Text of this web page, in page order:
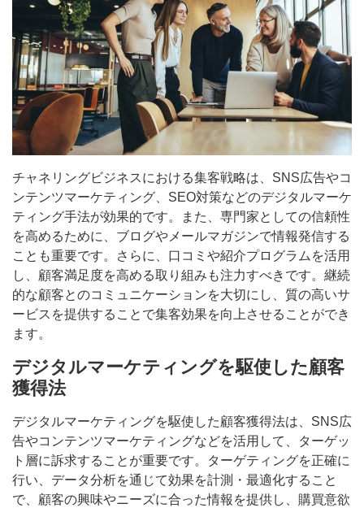
チャネリングビジネスにおける集客戦略は、SNS広告やコ
ンテンツマーケティング、SEO対策などのデジタルマーケ
ティング手法が効果的です。また、専門家としての信頼性
を高めるために、ブログやメールマガジンで情報発信する
ことも重要です。さらに、口コミや紹介プログラムを活用
し、顧客満足度を高める取り組みも注力すべきです。継続
的な顧客とのコミュニケーションを大切にし、質の高いサ
ービスを提供することで集客効果を向上させることができ
ます。
デジタルマーケティングを駆使した顧客
獲得法
デジタルマーケティングを駆使した顧客獲得法は、SNS広
告やコンテンツマーケティングなどを活用して、ターゲッ
ト層に訴求することが重要です。ターゲティングを正確に
行い、データ分析を通じて効果を計測・最適化すること
で、顧客の興味やニーズに合った情報を提供し、購買意欲